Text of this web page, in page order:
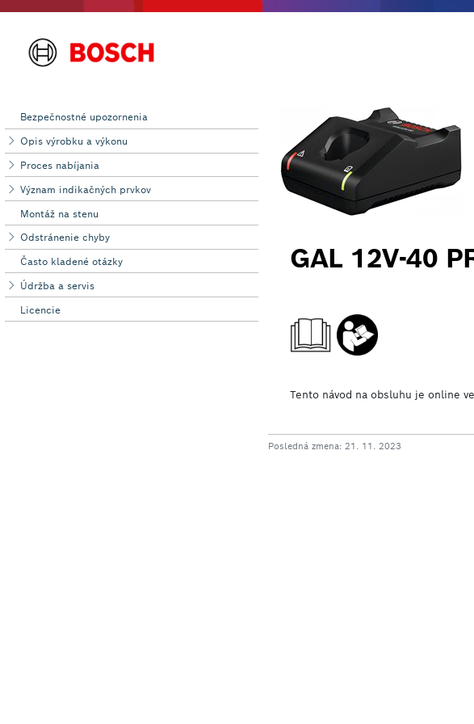
Bezpečnostné upozornenia
Opis výrobku a výkonu
Proces nabíjania
Význam indikačných prvkov
Montáž na stenu
Odstránenie chyby
Často kladené otázky
Údržba a servis
Licencie